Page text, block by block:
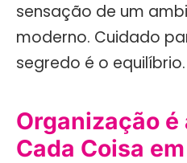
sensação de um
moderno. Cuidado
segredo é o equilíbrio.
Organização é
Cada Coisa